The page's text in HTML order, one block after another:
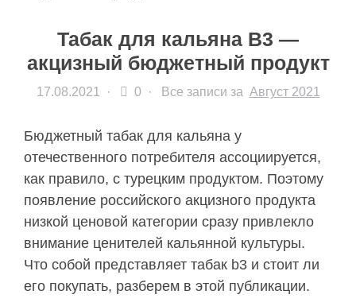
Табак для кальяна B3 —
акцизный бюджетный продукт
17.08.2021 · 0 · Все записи за Август 2021
Бюджетный табак для кальяна у
отечественного потребителя ассоциируется,
как правило, с турецким продуктом. Поэтому
появление российского акцизного продукта
низкой ценовой категории сразу привлекло
внимание ценителей кальянной культуры.
Что собой представляет табак b3 и стоит ли
его покупать, разберем в этой публикации.